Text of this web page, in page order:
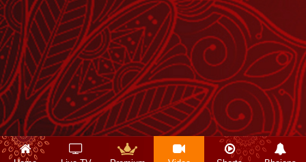
आपके नेत्र आपका परिचय देते हैं
August 01, 2026
धर्म को समझना हो तो भरत जी को समझ लीजिए
July 11, 2026